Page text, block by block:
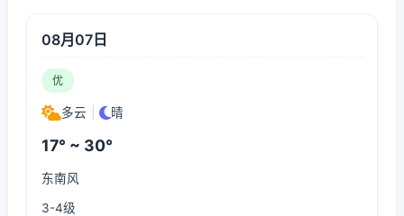
08月07日
优
多云 晴
17° ~ 30°
东南风
3-4级